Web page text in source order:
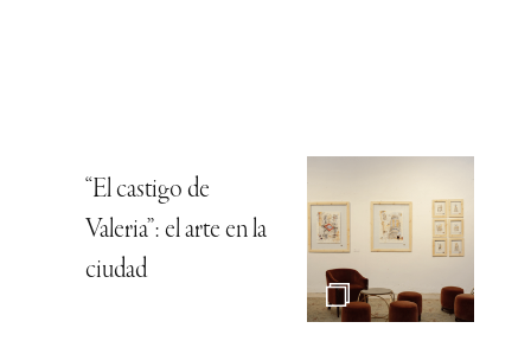
“El castigo de
Valeria”: el arte en la
ciudad